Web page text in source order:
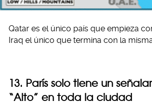
Qatar es el único país que empieza
Iraq el único que termina con la
13. París solo tiene un
“Alto” en toda la ciudad